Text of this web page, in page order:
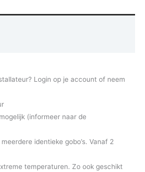
Login op je account of neem
(informeer naar de
identieke gobo’s. Vanaf 2
temperaturen. Zo ook geschikt